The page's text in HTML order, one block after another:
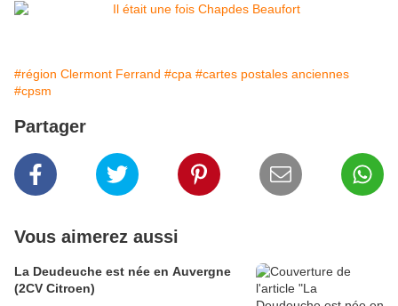
#région Clermont Ferrand #cpa #cartes postales anciennes
#cpsm
Partager
Vous aimerez aussi
La Deudeuche est née en Auvergne
(2CV Citroen)